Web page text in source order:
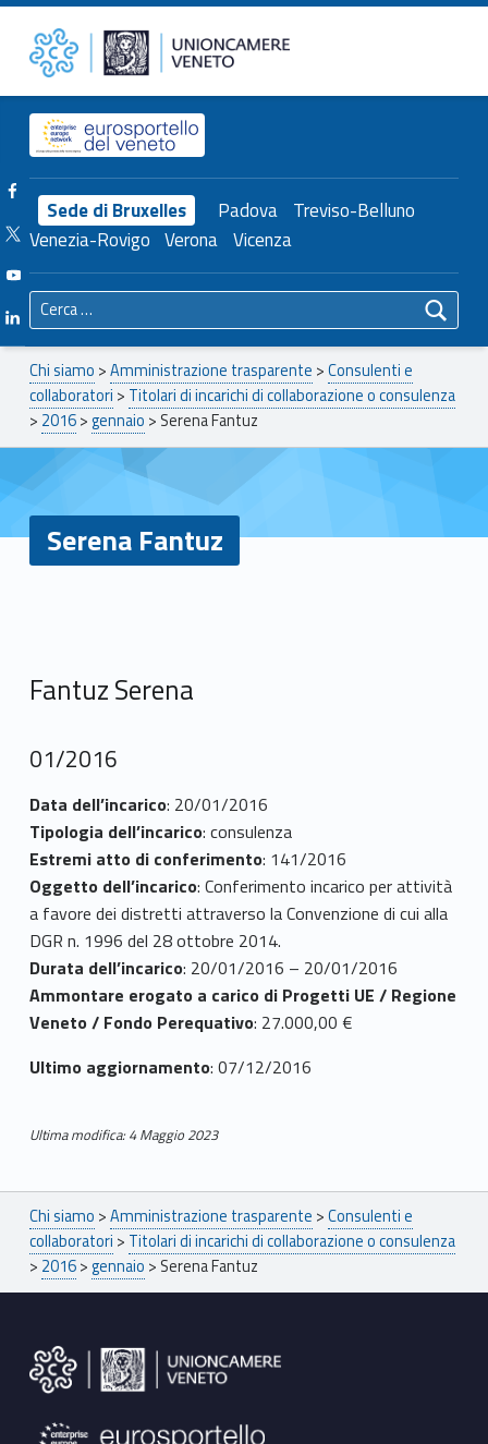
Serena Fantuz – Unioncamere del Veneto Unioncamere del Veneto
Header info sidebar
Sede di Bruxelles Padova Treviso-Belluno
Venezia-Rovigo Verona Vicenza
Facebook Unioncamere Veneto
Twitter Unioncamere Veneto
Youtube Unioncamere Veneto
Linkedin Unioncamere Veneto
Ricerca per:
Breadcrumbs navigation
Chi siamo >Amministrazione trasparente >Consulenti e
collaboratori > Titolari di incarichi di collaborazione o consulenza
> 2016>gennaio > Serena Fantuz
Serena Fantuz
e
r
e
n
a
F
a
n
t
u
Fantuz Serena
01/2016
Data dell’incarico: 20/01/2016
Tipologia dell’incarico: consulenza
Estremi atto di conferimento: 141/2016
Oggetto dell’incarico: Conferimento incarico per attività
a favore dei distretti attraverso la Convenzione di cui alla
DGR n. 1996 del 28 ottobre 2014.
Durata dell’incarico: 20/01/2016 – 20/01/2016
Ammontare erogato a carico di Progetti UE / Regione
Veneto / Fondo Perequativo: 27.000,00 €
Ultimo aggiornamento: 07/12/2016
Ultima modifica: 4 Maggio 2023
Skip back to main navigation
Breadcrumbs navigation
Chi siamo >Amministrazione trasparente >Consulenti e
collaboratori > Titolari di incarichi di collaborazione o consulenza
> 2016>gennaio > Serena Fantuz